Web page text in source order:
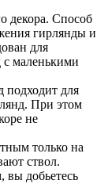
декора. Способ
гирлянды и
для
с маленькими
подходит для
При этом
не
только на
ствол.
вы добьетесь